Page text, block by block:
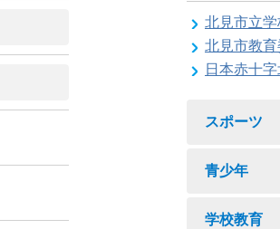
北見市立学校適
北見市教
日本赤十字北海道看護大学と
スポーツ
青少年
学校教育